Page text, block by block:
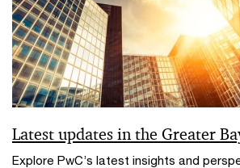
Latest updates in the Greater
Explore PwC’s latest insights and